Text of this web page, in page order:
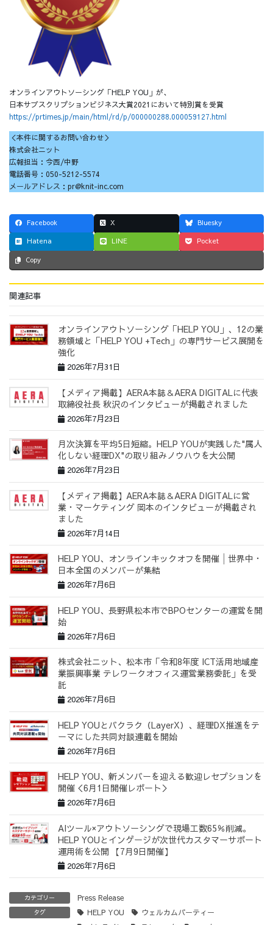
オンラインアウトソーシング「HELP YOU」が、
日本サブスクリプションビジネス大賞2021において特別賞を受賞
https://prtimes.jp/main/html/rd/p/000000288.000059127.html
＜本件に関するお問い合わせ＞
株式会社ニット
広報担当：今西/中野
電話番号：050-5212-5574
メールアドレス：pr@knit-inc.com
Facebook X
Bluesky
Hatena
LINE Pocket
Copy
関連記事
オンラインアウトソーシング「HELP YOU」、12の業
務領域と「HELP YOU +Tech」の専門サービス展開を
強化
2026年7月31日
【メディア掲載】AERA本誌＆AERA DIGITALに代表
取締役社長 秋沢のインタビューが掲載されました
2026年7月23日
月次決算を平均5日短縮。HELP YOUが実践した"属人
化しない経理DX"の取り組みノウハウを大公開
2026年7月23日
【メディア掲載】AERA本誌＆AERA DIGITALに営
業・マーケティング 岡本のインタビューが掲載され
ました
2026年7月14日
HELP YOU、オンラインキックオフを開催│世界中・
日本全国のメンバーが集結
2026年7月6日
HELP YOU、長野県松本市でBPOセンターの運営を開
始
2026年7月6日
株式会社ニット、松本市「令和8年度 ICT活用地域産
業振興事業 テレワークオフィス運営業務委託」を受
託
2026年7月6日
HELP YOUとバクラク（LayerX）、経理DX推進をテ
ーマにした共同対談連載を開始
2026年7月6日
HELP YOU、新メンバーを迎える歓迎レセプションを
開催＜6月1日開催レポート＞
2026年7月6日
AIツール×アウトソーシングで現場工数65％削減。
HELP YOUとインゲージが次世代カスタマーサポート
運用術を公開 【7月9日開催】
2026年7月6日
カテゴリー Press Release
タグ HELP YOU
ウェルカムパーティー